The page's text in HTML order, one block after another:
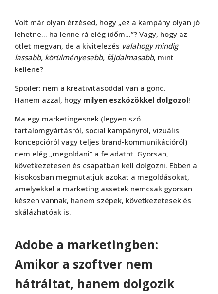
Volt már olyan érzésed, hogy „ez a kampány olyan jó
lehetne… ha lenne rá elég időm...”? Vagy, hogy az
ötlet megvan, de a kivitelezés valahogy mindig
lassabb, körülményesebb, fájdalmasabb, mint
kellene?
Spoiler: nem a kreativitásoddal van a gond.
Hanem azzal, hogy milyen eszközökkel dolgozol!
Ma egy marketingesnek (legyen szó
tartalomgyártásról, social kampányról, vizuális
koncepcióról vagy teljes brand-kommunikációról)
nem elég „megoldani” a feladatot. Gyorsan,
következetesen és csapatban kell dolgozni. Ebben a
kisokosban megmutatjuk azokat a megoldásokat,
amelyekkel a marketing assetek nemcsak gyorsan
készen vannak, hanem szépek, következetesek és
skálázhatóak is.
Adobe a marketingben:
Amikor a szoftver nem
hátráltat, hanem dolgozik